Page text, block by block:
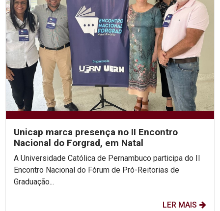
Unicap marca presença no II Encontro
Nacional do Forgrad, em Natal
A Universidade Católica de Pernambuco participa do II
Encontro Nacional do Fórum de Pró-Reitorias de
Graduação...
LER MAIS